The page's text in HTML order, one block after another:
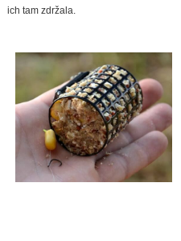
ich tam zdržala.